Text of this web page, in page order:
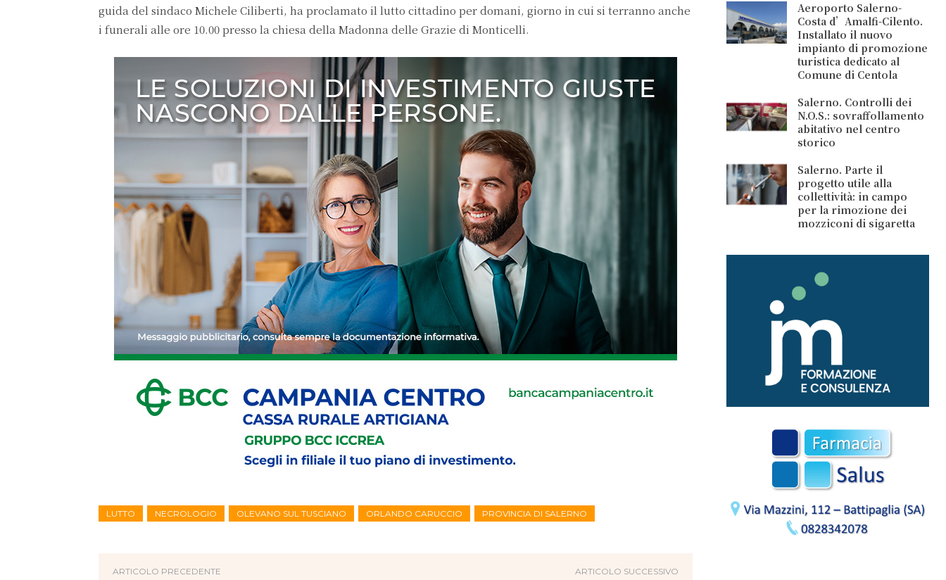
guida del sindaco Michele Ciliberti, ha proclamato il lutto cittadino per domani, giorno in cui si terranno anche
i funerali alle ore 10.00 presso la chiesa della Madonna delle Grazie di Monticelli.
LUTTO NECROLOGIO OLEVANO SUL TUSCIANO ORLANDO CARUCCIO PROVINCIA DI SALERNO
ARTICOLO PRECEDENTE ARTICOLO SUCCESSIVO
Aeroporto Salerno-
Costa d’Amalfi-Cilento.
Installato il nuovo
impianto di promozione
turistica dedicato al
Comune di Centola
Salerno. Controlli dei
N.O.S.: sovraffollamento
abitativo nel centro
storico
Salerno. Parte il
progetto utile alla
collettività: in campo
per la rimozione dei
mozziconi di sigaretta